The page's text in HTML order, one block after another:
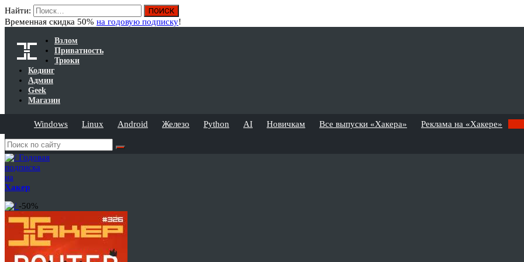
Найти:
Временная скидка 50% на годовую подписку!
Взлом
Приватность
Трюки
Кодинг
Админ
Geek
Магазин
Windows Linux Android Железо Python AI Новичкам Все выпуски «Хакера» Реклама на «Хакере»
Годовая
подписка
на
Хакер
-50%